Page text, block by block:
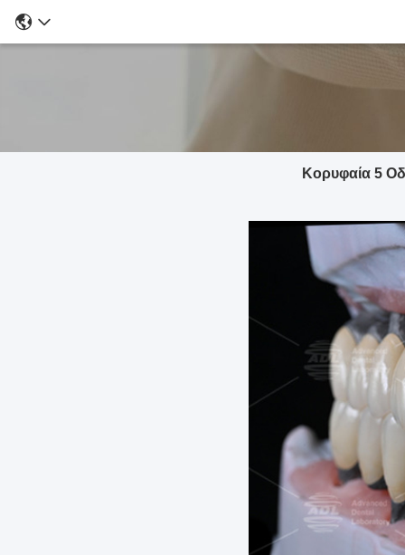
Κορυφαία 5